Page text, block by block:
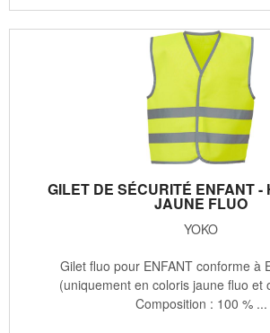
GILET DE SÉCURITÉ ENFANT -
JAUNE FLUO
YOKO
Gilet fluo pour ENFANT conforme à
(uniquement en coloris jaune fluo et
Composition : 100 % ...